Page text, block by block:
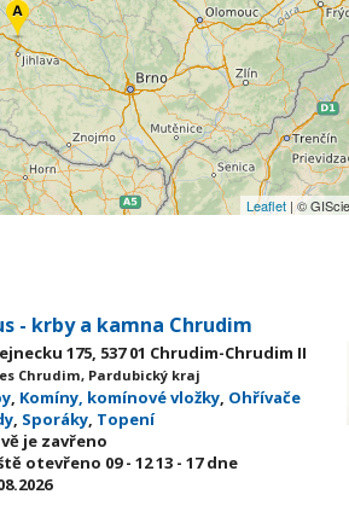
Leaflet | ©
- krby a kamna Chrudim
175, 537 01 Chrudim-Chrudim II
Chrudim, Pardubický kraj
, Komíny, komínové vložky, Ohřívače
, Sporáky, Topení
je zavřeno
otevřeno 09 - 1213 - 17dne